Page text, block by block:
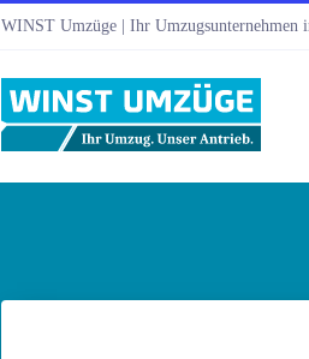
WINST Umzüge | Ihr Umzugsunternehmen